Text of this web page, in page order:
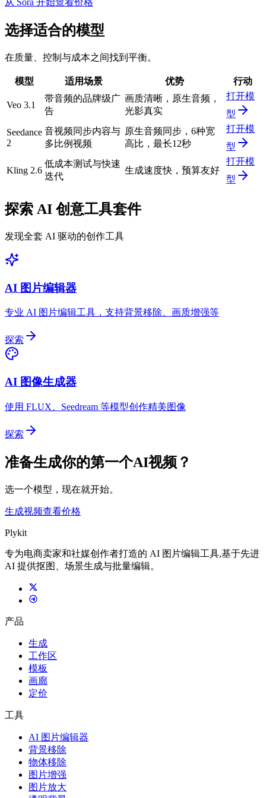
从 Sora 开始查看价格
选择适合的模型
在质量、控制与成本之间找到平衡。
模型 适用场景 优势 行动
Veo 3.1
带音频的品牌级广
告
画质清晰，原生音频，
光影真实
打开模
型
Seedance
2
音视频同步内容与
多比例视频
原生音频同步，6种宽
高比，最长12秒
打开模
型
Kling 2.6
低成本测试与快速
迭代
生成速度快，预算友好
打开模
型
探索 AI 创意工具套件
发现全套 AI 驱动的创作工具
AI 图片编辑器
专业 AI 图片编辑工具，支持背景移除、画质增强等
探索
AI 图像生成器
使用 FLUX、Seedream 等模型创作精美图像
探索
准备生成你的第一个AI视频？
选一个模型，现在就开始。
生成视频查看价格
Plykit
专为电商卖家和社媒创作者打造的 AI 图片编辑工具,基于先进
AI 提供抠图、场景生成与批量编辑。
产品
生成
工作区
模板
画廊
定价
工具
AI 图片编辑器
背景移除
物体移除
图片增强
图片放大